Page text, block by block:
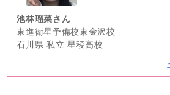
池林瑠菜さん
東進衛星予備校東金沢校
石川県 私立 星稜高校